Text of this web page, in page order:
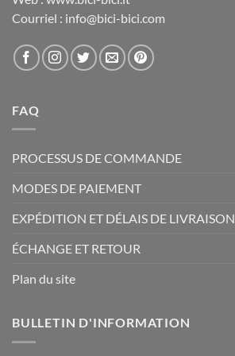
Courriel : info@bici-bici.com
FAQ
PROCESSUS DE COMMANDE
MODES DE PAIEMENT
EXPÉDITION ET DÉLAIS DE LIVRAISON
ÉCHANGE ET RETOUR
Plan du site
BULLETIN D'INFORMATION